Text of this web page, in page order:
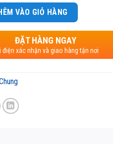
VÀO GIỎ HÀNG
ĐẶT HÀNG NGAY
điện xác nhận và giao hàng tận nơi